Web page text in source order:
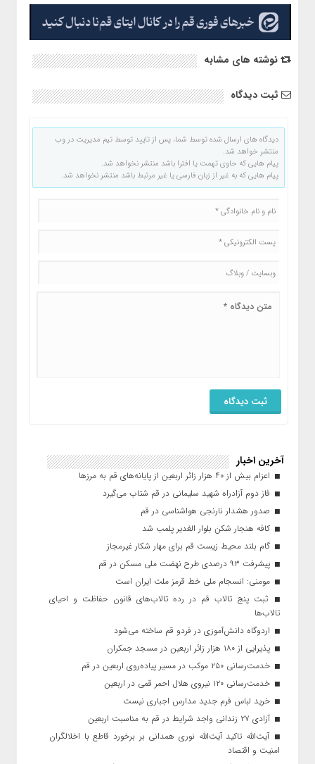
نوشته های مشابه
ثبت دیدگاه
دیدگاه های ارسال شده توسط شما، پس از تایید توسط تیم مدیریت در وب
منتشر خواهد شد.
پیام هایی که حاوی تهمت یا افترا باشد منتشر نخواهد شد.
پیام هایی که به غیر از زبان فارسی یا غیر مرتبط باشد منتشر نخواهد شد.
آخرین اخبار
اعزام بیش از ۴۰ هزار زائر اربعین از پایانه‌های قم به مرزها
فاز دوم آزادراه شهید سلیمانی در قم شتاب می‌گیرد
صدور هشدار نارنجی هواشناسی در قم
کافه هنجار شکن بلوار الغدیر پلمب شد
گام بلند محیط زیست قم برای مهار شکار غیرمجاز
پیشرفت ۹۳ درصدی طرح نهضت ملی مسکن در قم
مومنی: انسجام ملی خط قرمز ملت ایران است
ثبت پنج تالاب قم در رده تالاب‌های قانون حفاظت و احیای
تالاب‌ها
اردوگاه دانش‌آموزی در فردو قم ساخته می‌شود
پذیرایی از ۱۸۰ هزار زائر اربعین در مسجد جمکران
خدمت‌رسانی ۲۵۰ موکب در مسیر پیاده‌روی اربعین در قم
خدمت‌رسانی ۱۲۰ نیروی هلال احمر قمی در اربعین
خرید لباس فرم جدید مدارس اجباری نیست
آزادی ۲۷ زندانی واجد شرایط در قم به مناسبت اربعین
آیت‌الله تاکید آیت‌الله نوری همدانی بر برخورد قاطع با اخلالگران
امنیت و اقتصاد